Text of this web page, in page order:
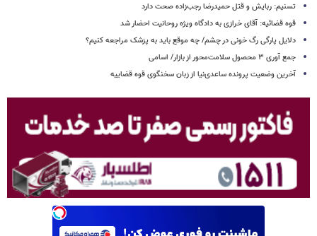
تسنیم: ربایش و قتل حمیدرضا رجب‌زاده صحت دارد
قوه قضائیه: آقای خرازی به دادگاه ویژه روحانیت احضار شد
دلایل پارگی رگ خونی در چشم/ چه موقع باید به پزشک مراجعه کنیم؟
جمع آوری ۳ محصول سلامت‌محور از بازار/ اسامی
آخرین وضعیت پرونده ساعدی‌نیا از زبان سخنگوی قوه قضاییه